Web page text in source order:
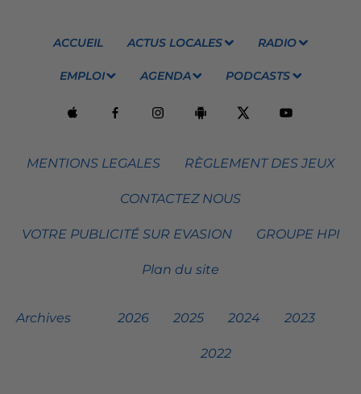
ACCUEIL ACTUS LOCALES RADIO
EMPLOI AGENDA PODCASTS
MENTIONS LEGALES RÈGLEMENT DES JEUX
CONTACTEZ NOUS
VOTRE PUBLICITÉ SUR EVASION GROUPE HPI
Plan du site
Archives 2026 2025 2024 2023
2022